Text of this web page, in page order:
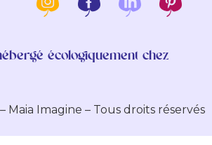
écologiquement chez
Maia Imagine – Tous droits réservés